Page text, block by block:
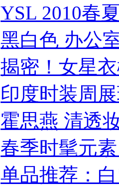
YSL 2010春
黑白色 办公
揭密！女星
印度时装周
霍思燕 清透
春季时髦元
单品推荐：